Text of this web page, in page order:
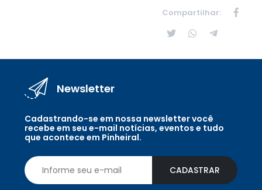
Compartilhar:
Newsletter
Cadastrando-se em nossa newsletter você
recebe em seu e-mail notícias, eventos e tudo
que acontece em Pinheiral.
CADASTRAR